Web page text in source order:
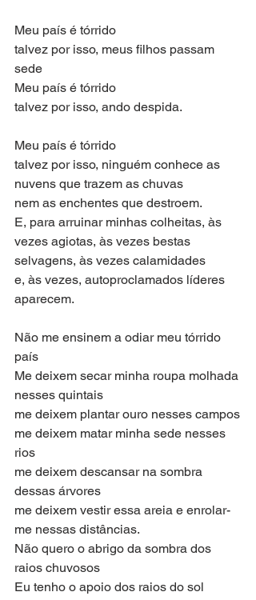
Meu país é tórrido
talvez por isso, meus filhos passam
sede
Meu país é tórrido
talvez por isso, ando despida.
Meu país é tórrido
talvez por isso, ninguém conhece as
nuvens que trazem as chuvas
nem as enchentes que destroem.
E, para arruinar minhas colheitas, às
vezes agiotas, às vezes bestas
selvagens, às vezes calamidades
e, às vezes, autoproclamados líderes
aparecem.
Não me ensinem a odiar meu tórrido
país
Me deixem secar minha roupa molhada
nesses quintais
me deixem plantar ouro nesses campos
me deixem matar minha sede nesses
rios
me deixem descansar na sombra
dessas árvores
me deixem vestir essa areia e enrolar-
me nessas distâncias.
Não quero o abrigo da sombra dos
raios chuvosos
Eu tenho o apoio dos raios do sol